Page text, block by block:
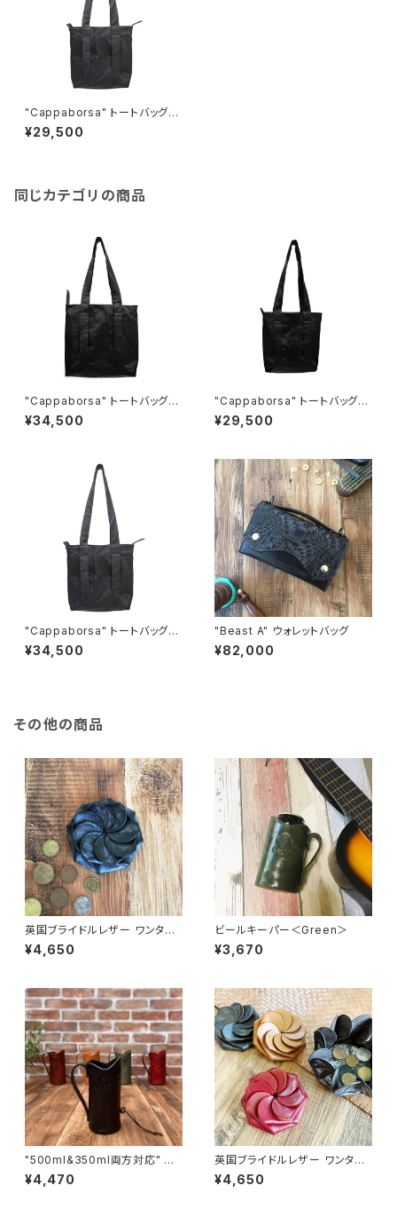
"Cappaborsa" トートバッグ
＜GREY＞ S size
¥29,500
同じカテゴリの商品
"Cappaborsa" トートバッグ
＜BLACK＞ M size
¥34,500
"Cappaborsa" トートバッグ
＜BLACK＞ S size
¥29,500
"Cappaborsa" トートバッグ
＜GREY＞ M size
¥34,500
"Beast A" ウォレットバッグ
¥82,000
その他の商品
英国ブライドルレザー ワンタッ
チコインケース＜Black＞ ☆ギ
フト包装無料☆名入れ刻印無料
¥4,650
ビールキーパー＜Green＞
¥3,670
"500ml&350ml両方対応" ビ
ールキーパー＜Black＞
¥4,470
英国ブライドルレザー ワンタッ
チコインケース＜RED＞名入れ
刻印 &ギフト包装無料☆
¥4,650